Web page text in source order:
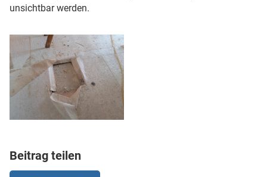
unsichtbar werden.
Beitrag teilen